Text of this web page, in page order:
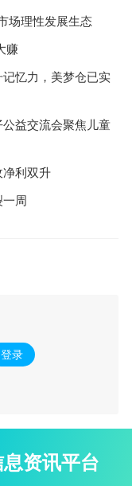
场理性发展生态
赚
忆力，美梦仓已实
益交流会聚焦儿童
净利双升
周
登录 。
资讯平台